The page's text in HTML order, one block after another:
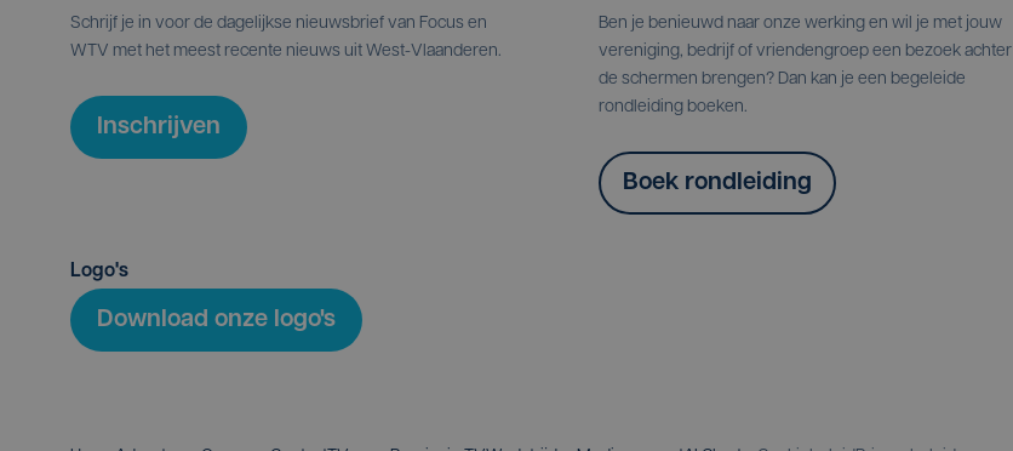
Schrijf je in voor de dagelijkse nieuwsbrief van Focus en
WTV met het meest recente nieuws uit West-Vlaanderen.
Inschrijven
Ben je benieuwd naar onze werking en wil je met jouw
vereniging, bedrijf of vriendengroep een bezoek achter
de schermen brengen? Dan kan je een begeleide
rondleiding boeken.
Boek rondleiding
Logo's
Download onze logo's